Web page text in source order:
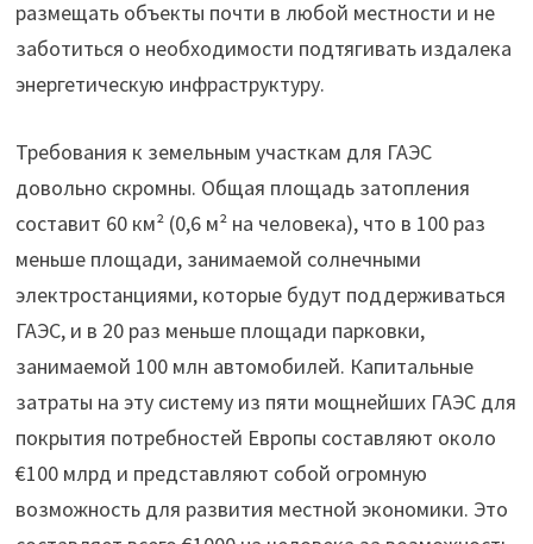
размещать объекты почти в любой местности и не
заботиться о необходимости подтягивать издалека
энергетическую инфраструктуру.
Требования к земельным участкам для ГАЭС
довольно скромны. Общая площадь затопления
составит 60 км² (0,6 м² на человека), что в 100 раз
меньше площади, занимаемой солнечными
электростанциями, которые будут поддерживаться
ГАЭС, и в 20 раз меньше площади парковки,
занимаемой 100 млн автомобилей. Капитальные
затраты на эту систему из пяти мощнейших ГАЭС для
покрытия потребностей Европы составляют около
€100 млрд и представляют собой огромную
возможность для развития местной экономики. Это